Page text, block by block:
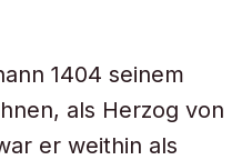
1404 seinem
als Herzog von
er weithin als